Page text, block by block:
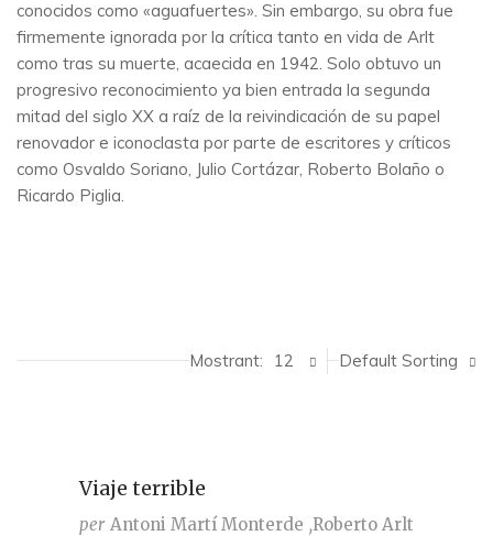
conocidos como «aguafuertes». Sin embargo, su obra fue
firmemente ignorada por la crítica tanto en vida de Arlt
como tras su muerte, acaecida en 1942. Solo obtuvo un
progresivo reconocimiento ya bien entrada la segunda
mitad del siglo XX a raíz de la reivindicación de su papel
renovador e iconoclasta por parte de escritores y críticos
como Osvaldo Soriano, Julio Cortázar, Roberto Bolaño o
Ricardo Piglia.
Default Sorting
Mostrant: 12
Viaje terrible
per Antoni Martí Monterde Roberto Arlt